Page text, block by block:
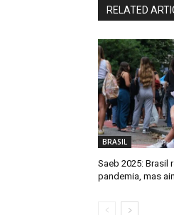
RELATED
BRASIL
Saeb 2025: Brasil
pandemia, mas